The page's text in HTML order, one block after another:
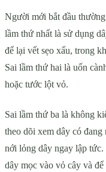
Người mới bắt đầu
lầm thứ nhất là sử dụng
để lại vết sẹo xấu, trong
Sai lầm thứ hai là uốn
hoặc tước lột vỏ.
Sai lầm thứ ba là không
theo dõi xem dây có
nới lỏng dây ngay lập
dây mọc vào vỏ cây và